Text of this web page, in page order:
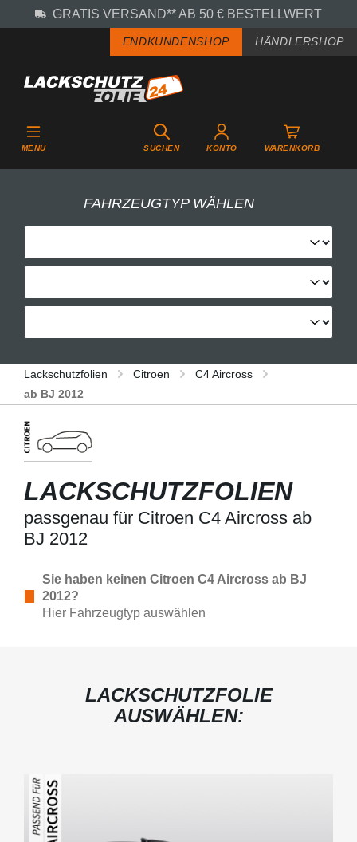
Zum Hauptinhalt springen
GRATIS VERSAND** AB 50 € BESTELLWERT
ENDKUNDENSHOP HÄNDLERSHOP
MENÜ SUCHEN KONTO WARENKORB
FAHRZEUGTYP WÄHLEN
Lackschutzfolien Citroen
C4 Aircross
ab BJ 2012
LACKSCHUTZFOLIEN
passgenau für Citroen C4 Aircross ab
BJ 2012
Sie haben keinen Citroen C4 Aircross ab BJ
2012?
Hier Fahrzeugtyp auswählen
LACKSCHUTZFOLIE
AUSWÄHLEN: